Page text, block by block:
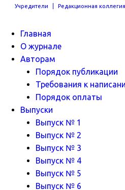
Учредители Редакционная коллегия
Главная
О журнале
Авторам
Порядок публикации
Требования к
Порядок оплаты
Выпуски
Выпуск № 1
Выпуск № 2
Выпуск № 3
Выпуск № 4
Выпуск № 5
Выпуск № 6